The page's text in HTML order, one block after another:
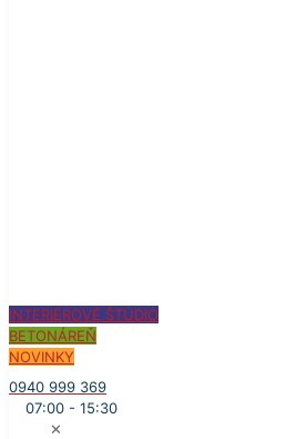
INTERIÉROVÉ ŠTÚDIO
BETONÁREŇ
NOVINKY
0940 999 369
07:00 - 15:30
✕